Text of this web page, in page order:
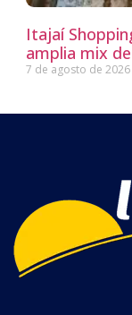
Itajaí
amplia mix
7 de agosto de 2026